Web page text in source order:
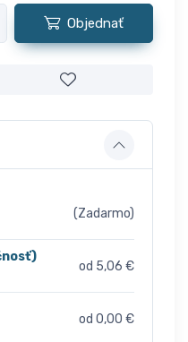
Objednať
(Zadarmo)
od 5,06 €
od 0,00 €